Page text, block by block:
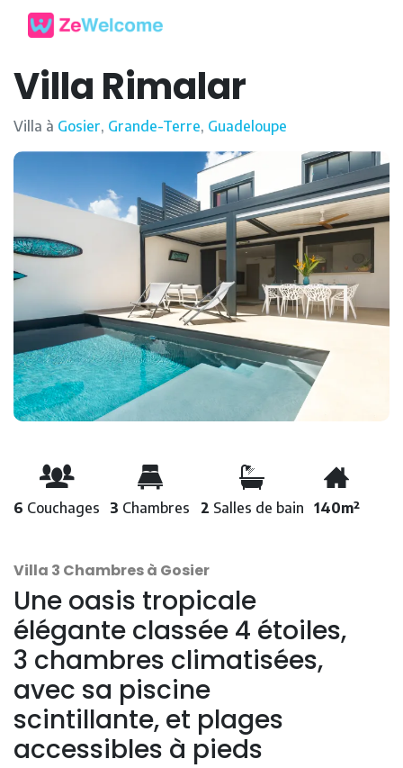
Villa Rimalar
Villa à Gosier, Grande-Terre, Guadeloupe
6 Couchages 3 Chambres 2 Salles de bain 140m²
Villa 3 Chambres à Gosier
Une oasis tropicale
élégante classée 4 étoiles,
3 chambres climatisées,
avec sa piscine
scintillante, et plages
accessibles à pieds